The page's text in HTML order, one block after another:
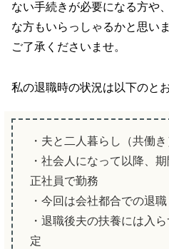
ない手続きが必要になる方や
な方もいらっしゃるかと思い
ご了承くださいませ。
私の退職時の状況は以下のと
・夫と二人暮らし（共働き
・社会人になって以降、
正社員で勤務
・今回は会社都合での退職
・退職後夫の扶養には入
定